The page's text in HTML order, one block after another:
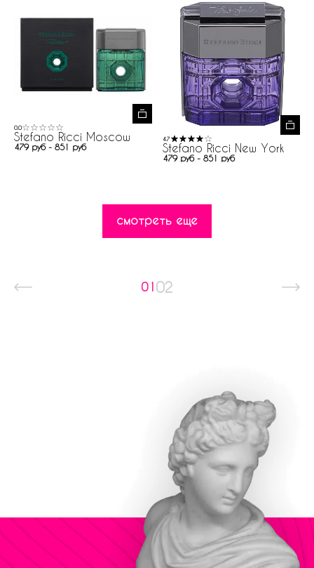
0.0
Stefano Ricci Moscow
479 руб - 851 руб
4.7
Stefano Ricci New York
479 руб - 851 руб
смотреть еще
01 02